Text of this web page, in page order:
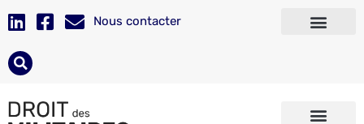
Nous contacter